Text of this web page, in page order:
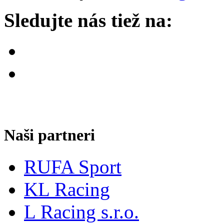
Sledujte nás tiež na:
Naši partneri
RUFA Sport
KL Racing
L Racing s.r.o.